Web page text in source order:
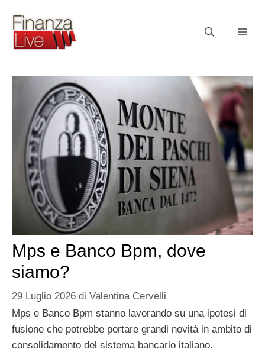
contenuto
Mps e Banco Bpm, dove
siamo?
29 Luglio 2026 di Valentina Cervelli
Mps e Banco Bpm stanno lavorando su una ipotesi di
fusione che potrebbe portare grandi novità in ambito di
consolidamento del sistema bancario italiano.